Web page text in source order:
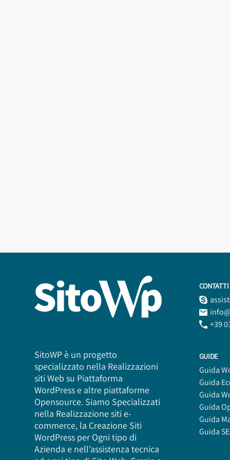
SitoWP è un progetto
specializzato nella Realizzazioni
siti Web su Piattaforma
WordPress e altre piattaforme
Opensource. Siamo Specializzati
nella Realizzazione siti e-
commerce, la Creazione Siti
WordPress per Ogni tipo di
Azienda e nell’assistenza tecnica
CONTATTI
+39
GUIDE
Guida
Guida
Guida
Guida
Guida
Guida